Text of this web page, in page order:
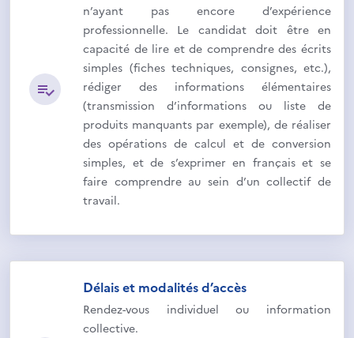
n’ayant pas encore d’expérience
professionnelle. Le candidat doit être en
capacité de lire et de comprendre des écrits
simples (fiches techniques, consignes, etc.),
rédiger des informations élémentaires
(transmission d’informations ou liste de
produits manquants par exemple), de réaliser
des opérations de calcul et de conversion
simples, et de s’exprimer en français et se
faire comprendre au sein d’un collectif de
travail.
Délais et modalités d’accès
Rendez-vous individuel ou information
collective.